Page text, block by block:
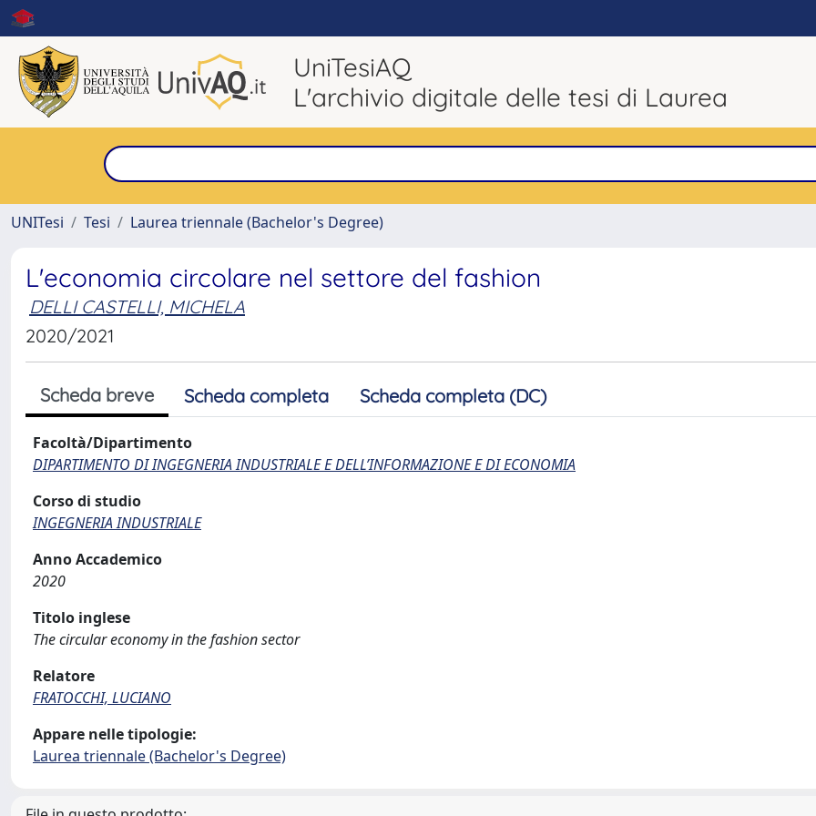
UniTesiAQ
L'archivio digitale delle tesi di Laurea
UNITesi
Tesi Laurea triennale (Bachelor's Degree)
L'economia circolare nel settore del fashion
DELLI CASTELLI, MICHELA
2020/2021
Scheda breve Scheda completa Scheda completa (DC)
Facoltà/Dipartimento
DIPARTIMENTO DI INGEGNERIA INDUSTRIALE E DELL’INFORMAZIONE E DI ECONOMIA
Corso di studio
INGEGNERIA INDUSTRIALE
Anno Accademico
2020
Titolo inglese
The circular economy in the fashion sector
Relatore
FRATOCCHI, LUCIANO
Appare nelle tipologie:
Laurea triennale (Bachelor's Degree)